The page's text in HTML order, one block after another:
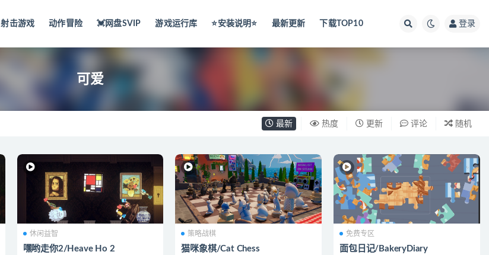
射击游戏 动作冒险 💓网盘SVIP 游戏运行库 ⭐️安装说明⭐️ 最新更新 下载TOP10 登录
可爱
最新 热度 更新 评论 随机
休闲益智
嘿哟走你2/Heave Ho 2
策略战棋
猫咪象棋/Cat Chess
免费专区
面包日记/BakeryDiary